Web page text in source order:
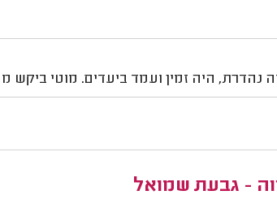
היה זמין ועמד ביעדים. מוטי ביקש
- גבעת שמואל